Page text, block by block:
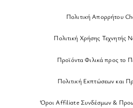
Πολιτική Απορρήτου
Πολιτική Χρήσης Τεχνητής
Προϊόντα Φιλικά προς το
Πολιτική Εκπτώσεων και
Όροι Affiliate Συνδέσμων &